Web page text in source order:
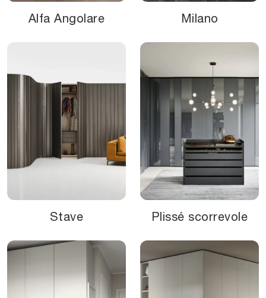
Alfa Angolare Milano
Stave Plissé scorrevole